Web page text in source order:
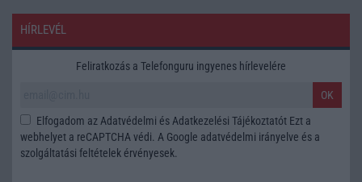
HÍRLEVÉL
Feliratkozás a Telefonguru ingyenes hírlevelére
OK
Elfogadom az Adatvédelmi és Adatkezelési Tájékoztatót Ezt a
webhelyet a reCAPTCHA védi. A Google adatvédelmi irányelve és a
szolgáltatási feltételek érvényesek.